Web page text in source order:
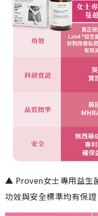
▲ Proven女士專用益生
功效與安全標準均有保證